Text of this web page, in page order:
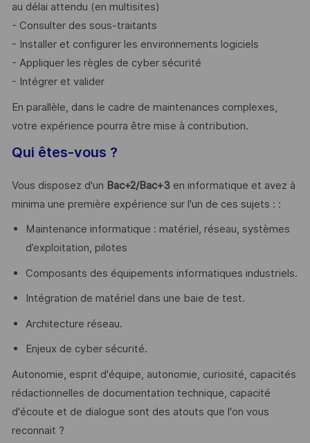
au délai attendu (en multisites)
- Consulter des sous-traitants
- Installer et configurer les environnements logiciels
- Appliquer les règles de cyber sécurité
- Intégrer et valider
En parallèle, dans le cadre de maintenances complexes,
votre expérience pourra être mise à contribution.
Qui êtes-vous ?
Vous disposez d'un Bac+2/Bac+3 en informatique et avez à
minima une première expérience sur l'un de ces sujets : :
Maintenance informatique : matériel, réseau, systèmes
d’exploitation, pilotes
Composants des équipements informatiques industriels.
Intégration de matériel dans une baie de test.
Architecture réseau.
Enjeux de cyber sécurité.
Autonomie, esprit d'équipe, autonomie, curiosité, capacités
rédactionnelles de documentation technique, capacité
d'écoute et de dialogue sont des atouts que l'on vous
reconnait ?